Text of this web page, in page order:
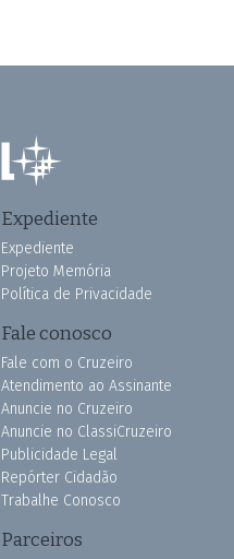
Expediente
Expediente
Projeto Memória
Política de Privacidade
Fale conosco
Fale com o Cruzeiro
Atendimento ao Assinante
Anuncie no Cruzeiro
Anuncie no ClassiCruzeiro
Publicidade Legal
Repórter Cidadão
Trabalhe Conosco
Parceiros